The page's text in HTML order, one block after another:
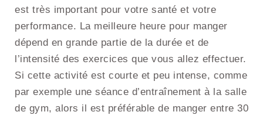
est très important pour votre santé et votre
performance. La meilleure heure pour manger
dépend en grande partie de la durée et de
l’intensité des exercices que vous allez effectuer.
Si cette activité est courte et peu intense, comme
par exemple une séance d’entraînement à la salle
de gym, alors il est préférable de manger entre 30